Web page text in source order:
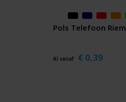
Pols Telefoon Riem
Al vanaf € 0,39